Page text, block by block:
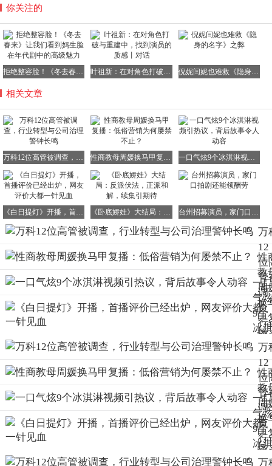
二、 区域与城市公司负责人：项目腐败与个人案件的
交织
3. 肖劲（前济南万科总经理）
于2024年4月被山东警方带走调查。万科官方将其定性
为“个人案件”，强调与当时备受关注的“烟台14家企业联名
举报万科事件”无关。该举报指控万科存在系统性偷逃税
记者从相关渠道获悉，该举报事件曾引发广泛关注，对万科
的声誉造成了一定影响。
4. 李升阳（前万科南方区域城市更新总经理）
于2023年5月被佛山警方带走协助调查，涉及十多年前
其在佛山万科任职期间的旧案。据徽声在线了解，该旧案或
与佛山万科某项目的土地获取、工程发包等环节有关。
于2026年3月被带走调查。其调查焦点集中在十多年前
贵阳万科与当地多家大型国企合作开发项目期间的问题，可
能涉及土地获取、工程发包等环节的利益输送。他在任期间
权力集中，同时担任多家关联公司负责人。徽声在线记者从
贵阳当地知情人士处获悉，吴忠友在贵阳万科任职期间，曾
主导多个大型项目，这些项目的运作情况或成为调查的关
键。
6. 程林栋（四川万科眉州置业有限公司前董事长）
这是一起已宣判的典型腐败案件。程林栋与眉山市东坡
区政府原副区长余鹏、项目经理张某勾结，利用万科崇礼新
城项目（万科眉州文化村）的砂石开采权，向承建商索贿共
计1800万元，程个人分得1100万元。2024年4月，程林栋因
你关注的
拒绝整容脸！《冬去春来》让我们看到妈生脸在年代剧中的高级魅力 叶祖新：在对角色打破与重建中，找到演员的质感丨对话 倪妮闫妮也难救《隐身的名字》之弊
相关文章
万科12位高管被调查，行业转型与公司治理警钟长鸣 性商教母周媛换马甲复播：低俗营销为何屡禁不止？ 一口气炫9个冰淇淋视频引热议，背后故事令人动容
《白日提灯》开播，首播评价已经出炉，网友评价大都一针见血 《卧底娇娃》大结局：反派伏法，正派和解，续集引期待 台州招募演员，家门口拍剧还能领酬劳
万
12
位
管
调
查
行
转
与
司
理
钟
鸣
性
教
周
换
甲
播
低
营
为
屡
不
止
一
气
9个
冰
淋
频
热
议
背
故
令
动
万
12
位
管
调
查
行
转
性
教
周
换
甲
播
一
气
9个
冰
淋
万